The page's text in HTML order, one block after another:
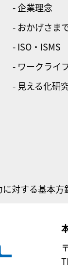
- 企業理念
- おかげさま
- ISO・ISMS
- ワークライ
- 見える化研
に対する基本方